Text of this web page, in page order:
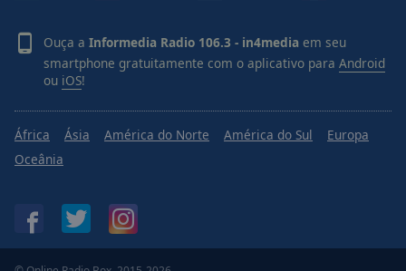
Ouça a Informedia Radio 106.3 - in4media em seu
smartphone gratuitamente com o aplicativo para Android
ou iOS!
África Ásia América do Norte América do Sul
Europa
Oceânia